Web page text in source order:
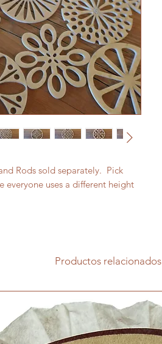
Rods sold separately. Pick
everyone uses a different height
Productos relacionados